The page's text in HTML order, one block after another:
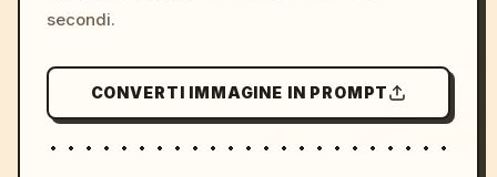
secondi.
CONVERTI IMMAGINE IN PROMPT